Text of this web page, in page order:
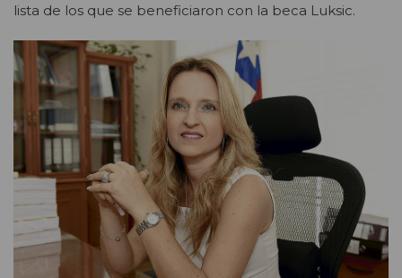
lista de los que se beneficiaron con la beca Luksic.